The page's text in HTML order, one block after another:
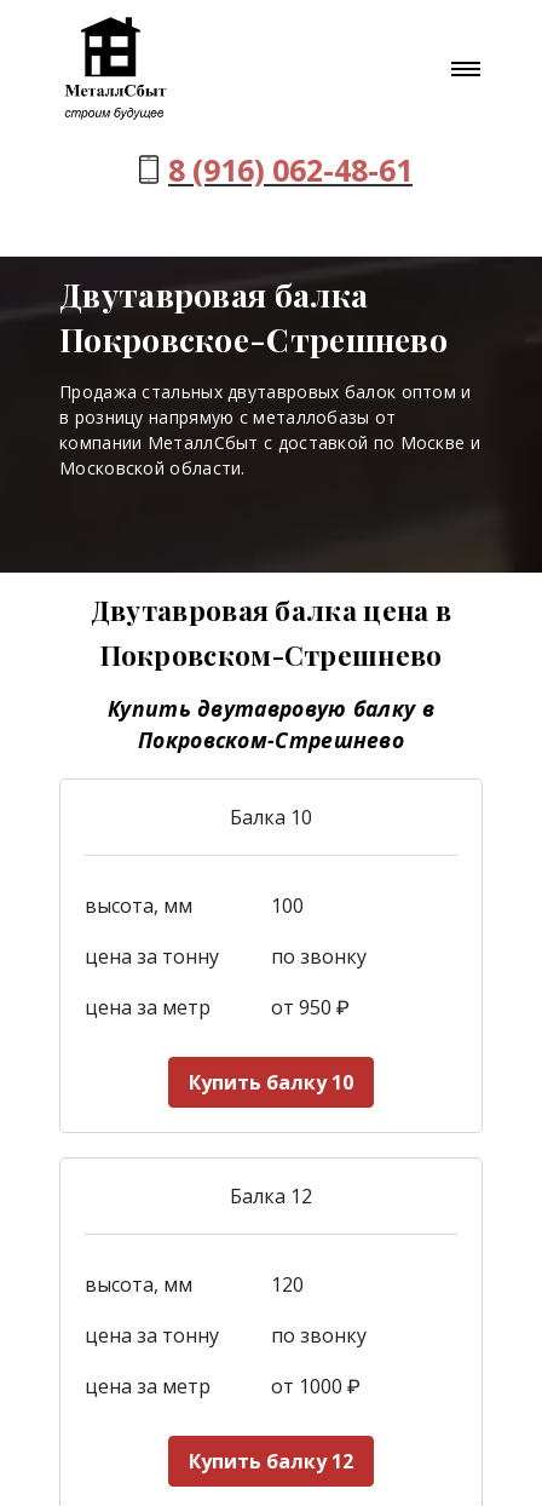
8 (916) 062-48-61
Двутавровая балка
Покровское-Стрешнево
Продажа стальных двутавровых балок оптом и
в розницу напрямую с металлобазы от
компании МеталлСбыт с доставкой по Москве и
Московской области.
Двутавровая балка цена в
Покровском-Стрешнево
Купить двутавровую балку в
Покровском-Стрешнево
Балка 10
высота, мм
100
цена за тонну
по звонку
цена за метр
от 950 ₽
Купить балку 10
Балка 12
высота, мм
120
цена за тонну
по звонку
цена за метр
от 1000 ₽
Купить балку 12